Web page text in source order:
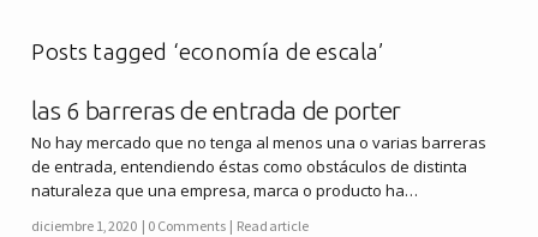
Posts tagged ‘economía de escala’
las 6 barreras de entrada de porter
No hay mercado que no tenga al menos una o varias barreras
de entrada, entendiendo éstas como obstáculos de distinta
naturaleza que una empresa, marca o producto ha…
diciembre 1, 2020 0 Comments Read article